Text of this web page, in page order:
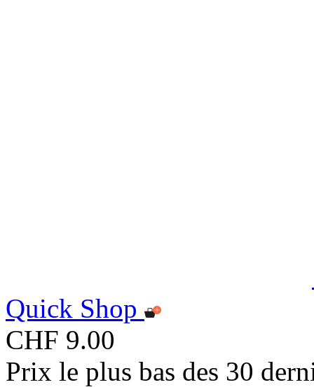
Quick Shop
CHF 9.00
Prix le plus bas des 30